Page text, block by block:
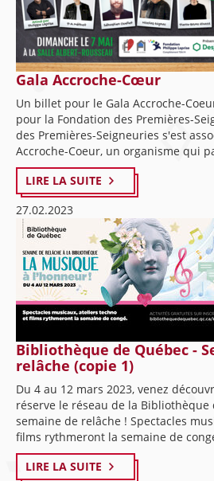
Gala Accroche-Cœur
Un billet pour le Gala Accroche-
pour la Fondation des Premières-
des Premières-Seigneuries s'est
Accroche-Coeur, un organisme qui
LIRE LA SUITE
27.02.2023
Bibliothèque de Québec -
relâche (copie 1)
Du 4 au 12 mars 2023, venez
réserve le réseau de la
semaine de relâche ! Spectacles
films rythmeront la semaine de
LIRE LA SUITE